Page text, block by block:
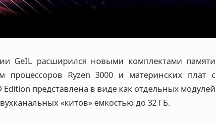
GeIL расширился новыми комплектами памяти
процессоров Ryzen 3000 и материнских плат с
Edition представлена в виде как отдельных модулей
«китов» ёмкостью до 32 ГБ.